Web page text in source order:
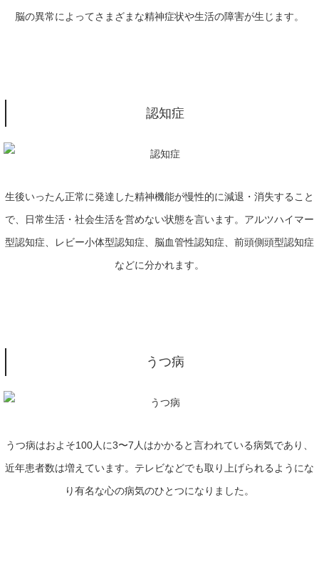
脳の異常によってさまざまな精神症状や生活の障害が生じます。
認知症
生後いったん正常に発達した精神機能が慢性的に減退・消失すること
で、日常生活・社会生活を営めない状態を言います。アルツハイマー
型認知症、レビー小体型認知症、脳血管性認知症、前頭側頭型認知症
などに分かれます。
うつ病
うつ病はおよそ100人に3〜7人はかかると言われている病気であり、
近年患者数は増えています。テレビなどでも取り上げられるようにな
り有名な心の病気のひとつになりました。